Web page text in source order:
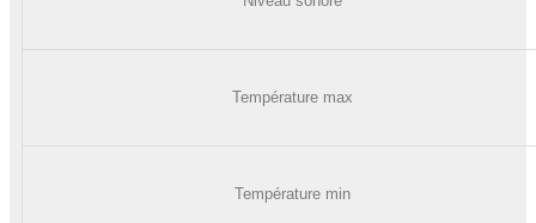
Température max
Température min